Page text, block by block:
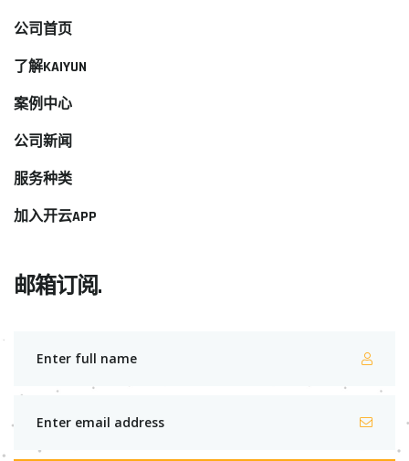
公司首页
了解KAIYUN
案例中心
公司新闻
服务种类
加入开云APP
邮箱订阅.